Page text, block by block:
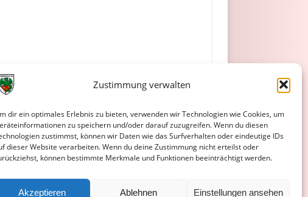
Zustimmung verwalten
dir ein optimales Erlebnis zu bieten, verwenden wir Technologien wie Cookies, um
zu speichern und/oder darauf zuzugreifen. Wenn du diesen
zustimmst, können wir Daten wie das Surfverhalten oder eindeutige IDs
dieser Website verarbeiten. Wenn du deine Zustimmung nicht erteilst oder
können bestimmte Merkmale und Funktionen beeinträchtigt werden.
Akzeptieren Ablehnen Einstellungen ansehen
Philipp, L. Müller, K. Wolf.
DATENSCHUTZERKLÄRUNG COOKIE-RICHTLINIE (EU)